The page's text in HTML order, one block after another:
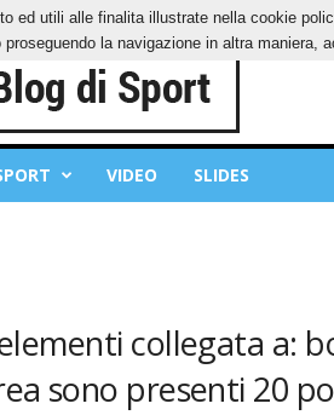
VIDEO SLIDES
collegata a:
sono presenti 20
utili alle finalita illustrate nella cookie
la navigazione in altra maniera,